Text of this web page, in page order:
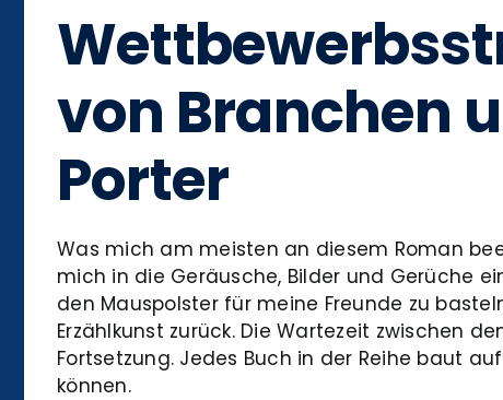
von Branchen
Porter
Was mich am meisten an diesem Roman
mich in die Geräusche, Bilder und Gerüche
den Mauspolster für meine Freunde zu
Erzählkunst zurück. Die Wartezeit zwischen
Fortsetzung. Jedes Buch in der Reihe baut
können.